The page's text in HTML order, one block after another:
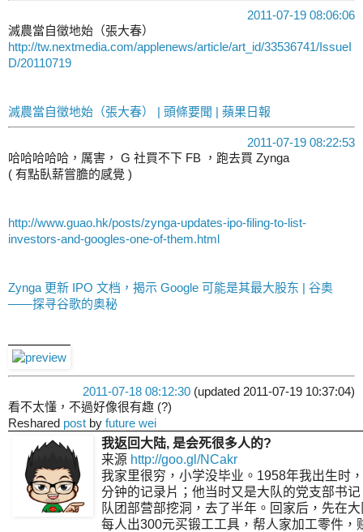
2011-07-19 08:06:06
滅農當自徵地始（張大春）
http://tw.nextmedia.com/applenews/article/art_id/33536741/IssueI
D/20110719
滅農當自徵地始（張大春） | 頭條要聞 | 蘋果日報
2011-07-19 08:22:53
哈哈哈哈哈，厲害， G 社買不下 FB ，跑去買 Zynga
( 有點臥薪嘗膽的感覺 )
http://www.guao.hk/posts/zynga-updates-ipo-filing-to-list-
investors-and-googles-one-of-them.html
Zynga 更新 IPO 文档，揭示 Google 可能是其最大股东 | 谷奥
——探寻谷歌的奥秘
2011-07-18 08:12:30 (updated 2011-07-19 10:37:04)
看不太懂，不過好像很有趣 (?)
Reshared post by future wei
我返回大陆, 是会死很多人的?
来源 http://goo.gl/NCakr
我家里很穷，小学没毕业。1958年我出生时
分钟的记录片；他当时又是大队的党支部书
队团部营部挖洞，去了半年。回家后，先在
每人出300元买锻工工具，帮人家加工零件